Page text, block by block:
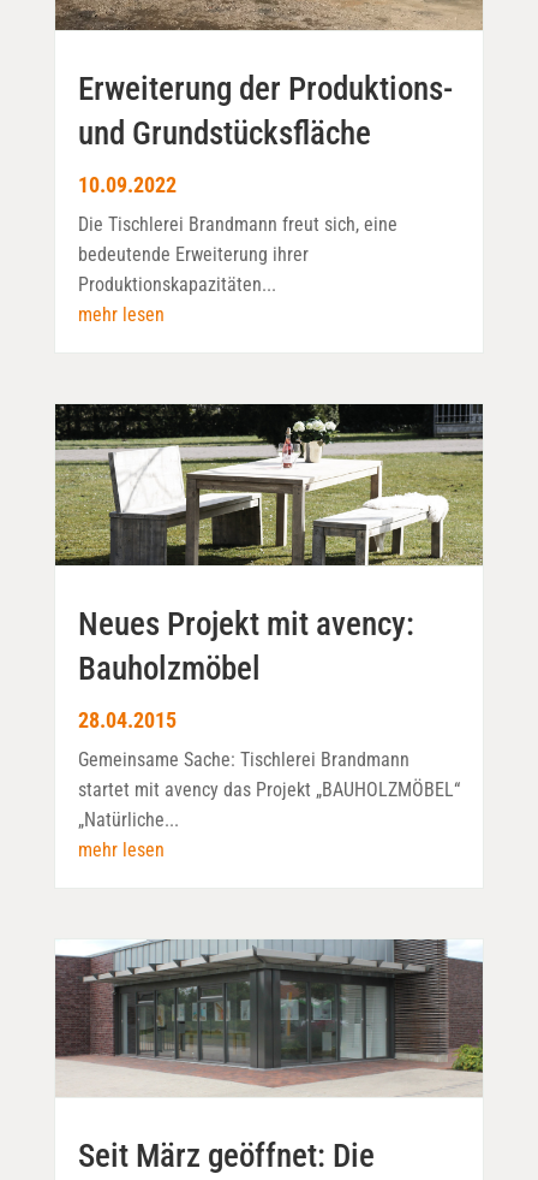
Erweiterung der Produktions-
und Grundstücksfläche
10.09.2022
Die Tischlerei Brandmann freut sich, eine
bedeutende Erweiterung ihrer
Produktionskapazitäten...
mehr lesen
Neues Projekt mit avency:
Bauholzmöbel
28.04.2015
Gemeinsame Sache: Tischlerei Brandmann
startet mit avency das Projekt „BAUHOLZMÖBEL“
„Natürliche...
mehr lesen
Seit März geöffnet: Die